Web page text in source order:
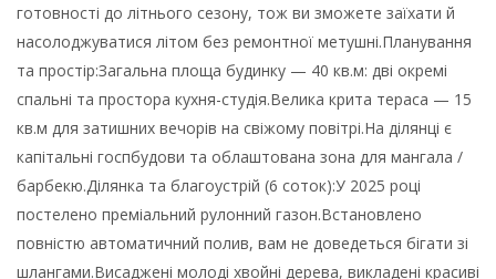
готовності до літнього сезону, тож ви зможете заїхати й
насолоджуватися літом без ремонтної метушні.Планування
та простір:Загальна площа будинку — 40 кв.м: дві окремі
спальні та простора кухня-студія.Велика крита тераса — 15
кв.м для затишних вечорів на свіжому повітрі.На ділянці є
капітальні госпбудови та облаштована зона для мангала /
барбекю.Ділянка та благоустрій (6 соток):У 2025 році
постелено преміальний рулонний газон.Встановлено
повністю автоматичний полив, вам не доведеться бігати зі
шлангами.Висаджені молоді хвойні дерева, викладені красиві